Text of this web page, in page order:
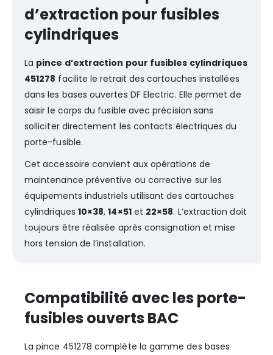
d’extraction pour fusibles
cylindriques
La pince d’extraction pour fusibles cylindriques
451278 facilite le retrait des cartouches installées
dans les bases ouvertes DF Electric. Elle permet de
saisir le corps du fusible avec précision sans
solliciter directement les contacts électriques du
porte-fusible.
Cet accessoire convient aux opérations de
maintenance préventive ou corrective sur les
équipements industriels utilisant des cartouches
cylindriques 10×38,14×51et 22×58. L’extraction doit
toujours être réalisée après consignation et mise
hors tension de l’installation.
Compatibilité avec les porte-
fusibles ouverts BAC
La pince 451278 complète la gamme des bases